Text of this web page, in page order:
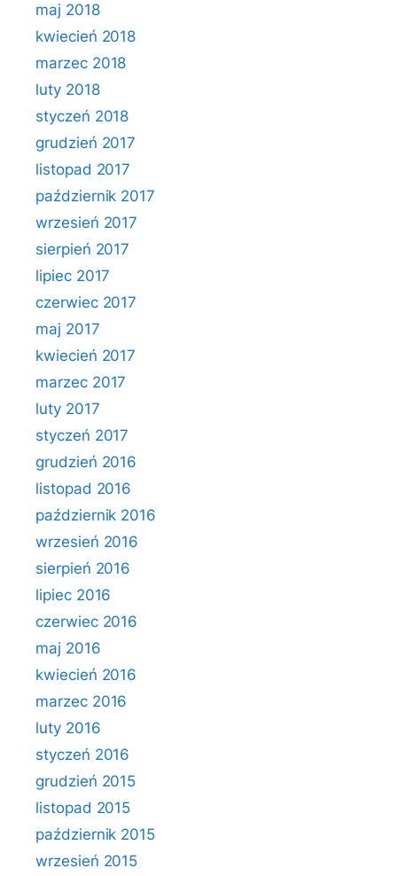
maj 2018
kwiecień 2018
marzec 2018
luty 2018
styczeń 2018
grudzień 2017
listopad 2017
październik 2017
wrzesień 2017
sierpień 2017
lipiec 2017
czerwiec 2017
maj 2017
kwiecień 2017
marzec 2017
luty 2017
styczeń 2017
grudzień 2016
listopad 2016
październik 2016
wrzesień 2016
sierpień 2016
lipiec 2016
czerwiec 2016
maj 2016
kwiecień 2016
marzec 2016
luty 2016
styczeń 2016
grudzień 2015
listopad 2015
październik 2015
wrzesień 2015